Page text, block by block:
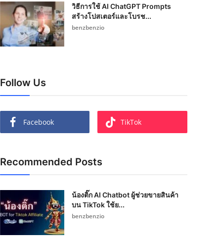
วิธีการใช้ AI ChatGPT Prompts
สร้างโปสเตอร์และโบรช...
benzbenzio
Follow Us
Facebook TikTok
Recommended Posts
น้องติ๊ก AI Chatbot ผู้ช่วยขายสินค้า
บน TikTok ใช้ย...
benzbenzio